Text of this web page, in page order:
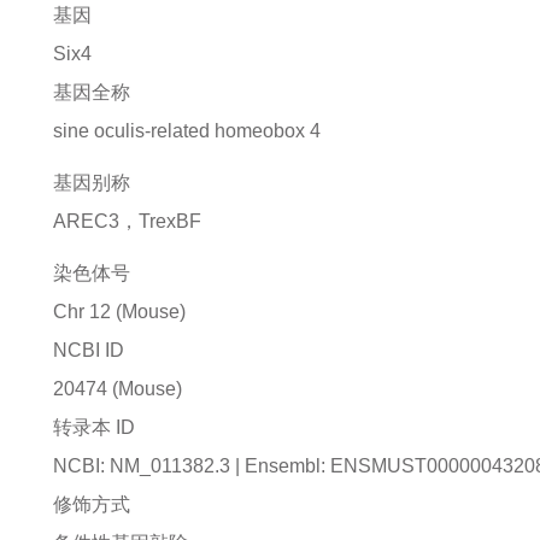
基因
Six4
基因全称
sine oculis-related homeobox 4
基因别称
AREC3，TrexBF
染色体号
Chr 12 (Mouse)
NCBI ID
20474 (Mouse)
转录本 ID
NCBI: NM_011382.3 | Ensembl:
修饰方式